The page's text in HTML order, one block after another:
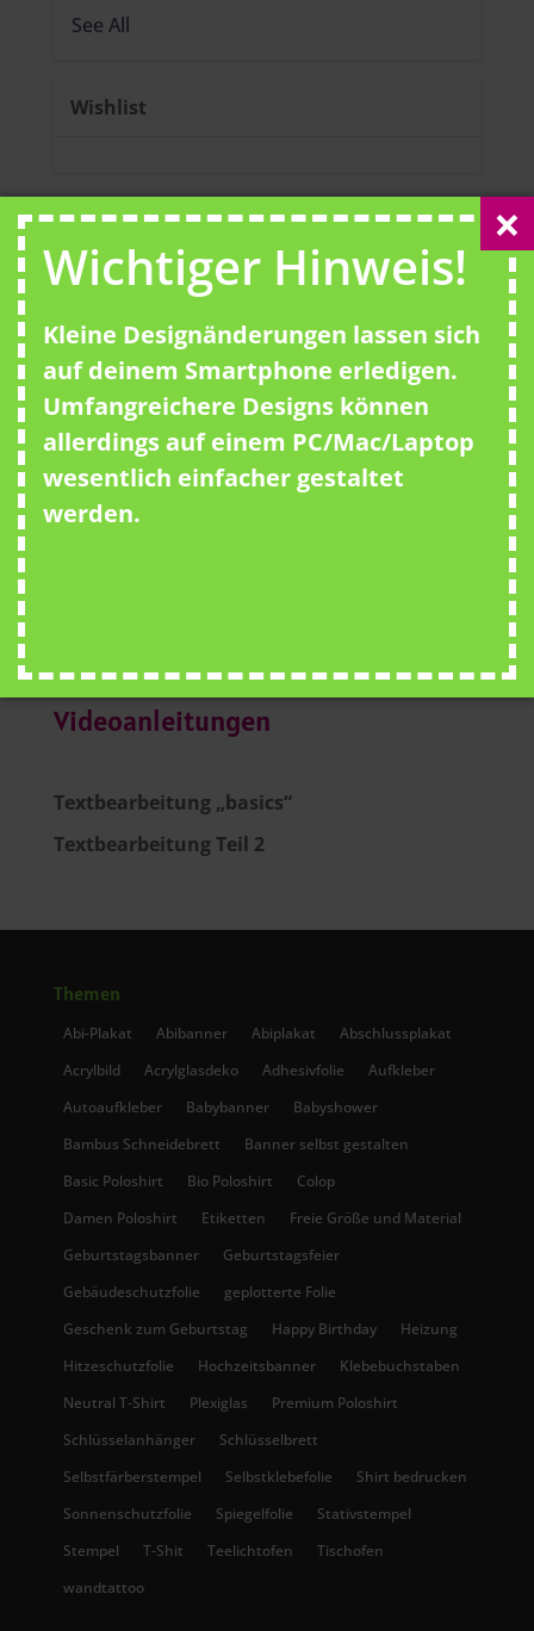
See All
Wishlist
No template has found yet.
Videoanleitungen
Textbearbeitung „basics“
Textbearbeitung Teil 2
Themen
Abi-Plakat Abibanner Abiplakat
Abschlussplakat
Acrylbild
Acrylglasdeko Adhesivfolie
Aufkleber
Autoaufkleber
Babybanner
Babyshower
Bambus Schneidebrett
Banner selbst gestalten
Basic Poloshirt
Bio Poloshirt
Colop
Damen Poloshirt
Etiketten
Freie Größe und Material
Geburtstagsbanner
Geburtstagsfeier
Gebäudeschutzfolie
geplotterte Folie
Geschenk zum Geburtstag
Happy Birthday
Heizung
Hitzeschutzfolie
Hochzeitsbanner
Klebebuchstaben
Neutral T-Shirt
Plexiglas
Premium Poloshirt
Schlüsselanhänger
Schlüsselbrett
Selbstfärberstempel
Selbstklebefolie
Shirt bedrucken
Sonnenschutzfolie
Spiegelfolie
Stativstempel
Stempel
T-Shit Teelichtofen
Tischofen
wandtattoo
Wichtiger Hinweis!
Kleine Designänderungen lassen sich
auf deinem Smartphone erledigen.
Umfangreichere Designs können
allerdings auf einem PC/Mac/Laptop
wesentlich einfacher gestaltet
werden.